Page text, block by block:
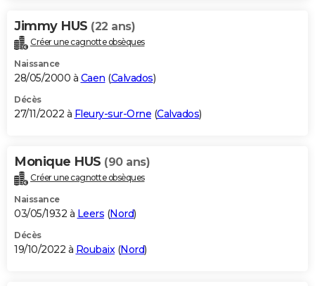
Jimmy HUS (22 ans)
Créer une cagnotte obsèques
Naissance
28/05/2000 à Caen (Calvados)
Décès
27/11/2022 à Fleury-sur-Orne (Calvados)
Monique HUS (90 ans)
Créer une cagnotte obsèques
Naissance
03/05/1932 à Leers (Nord)
Décès
19/10/2022 à Roubaix(Nord)